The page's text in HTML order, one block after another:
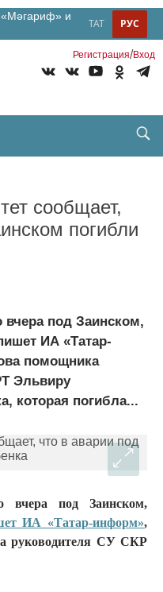
и
РУС
ТАТ
Регистрация/Вход
сообщает,
погибли
под Заинском,
ИА «Татар-
помощника
Эльвиру
которая погибла...
вчера под Заинском,
ИА «Татар-информ»,
руководителя СУ СКР